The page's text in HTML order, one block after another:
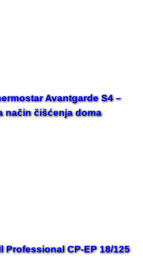
Avantgarde S4 –
način čišćenja doma
Professional CP-EP 18/125